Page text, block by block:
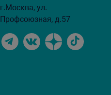
г.Москва, ул.
Профсоюзная, д.57